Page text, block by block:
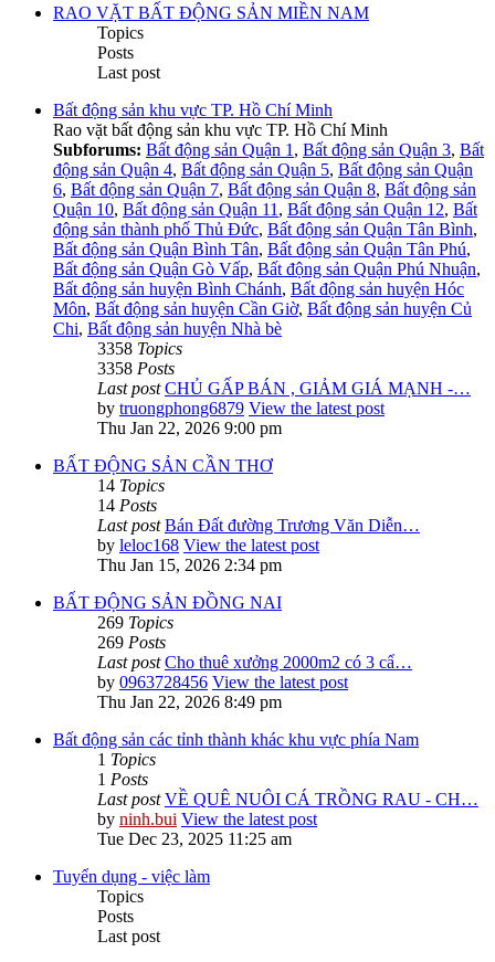
RAO VẶT BẤT ĐỘNG SẢN MIỀN NAM
Topics
Posts
Last post
Bất động sản khu vực TP. Hồ Chí Minh
Rao vặt bất động sản khu vực TP. Hồ Chí Minh
Subforums: Bất động sản Quận 1 , Bất động sản Quận 3, Bất
động sản Quận 4, Bất động sản Quận 5, Bất động sản Quận
6, Bất động sản Quận 7, Bất động sản Quận 8, Bất động sản
Quận 10, Bất động sản Quận 11 , Bất động sản Quận 12, Bất
động sản thành phố Thủ Đức, Bất động sản Quận Tân Bình,
Bất động sản Quận Bình Tân, Bất động sản Quận Tân Phú,
Bất động sản Quận Gò Vấp, Bất động sản Quận Phú Nhuận,
Bất động sản huyện Bình Chánh, Bất động sản huyện Hóc
Môn, Bất động sản huyện Cần Giờ, Bất động sản huyện Củ
Chi, Bất động sản huyện Nhà bè
3358 Topics
3358 Posts
Last post CHỦ GẤP BÁN , GIẢM GIÁ MẠNH -…
by truongphong6879 View the latest post
Thu Jan 22, 2026 9:00 pm
BẤT ĐỘNG SẢN CẦN THƠ
14 Topics
14 Posts
Last post Bán Đất đường Trương Văn Diễn…
by leloc168 View the latest post
Thu Jan 15, 2026 2:34 pm
BẤT ĐỘNG SẢN ĐỒNG NAI
269 Topics
269 Posts
Last post Cho thuê xưởng 2000m2 có 3 cẩ…
by 0963728456 View the latest post
Thu Jan 22, 2026 8:49 pm
Bất động sản các tỉnh thành khác khu vực phía Nam
1 Topics
1 Posts
Last post VỀ QUÊ NUÔI CÁ TRỒNG RAU - CH…
by ninh.bui View the latest post
Tue Dec 23, 2025 11:25 am
Tuyển dụng - việc làm
Topics
Posts
Last post